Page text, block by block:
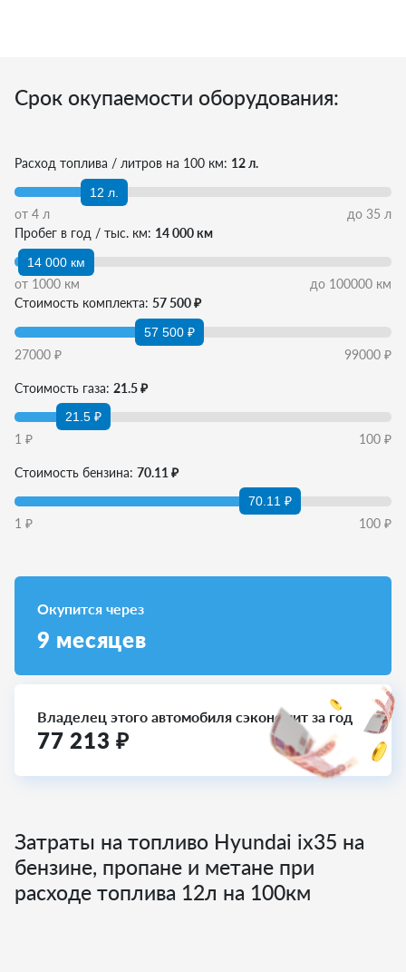
Срок окупаемости оборудования:
Расход топлива / литров на 100 км: 12 л.
12 л.
от 4 л до 35 л
Пробег в год / тыс. км: 14 000 км
14 000 км
от 1000 км до 100000 км
Стоимость комплекта: 57 500 ₽
57 500 ₽
27000 ₽ 99000 ₽
Стоимость газа: 21.5 ₽
21.5 ₽
1 ₽ 100 ₽
Стоимость бензина: 70.11 ₽
70.11 ₽
1 ₽ 100 ₽
Окупится через
9 месяцев
Владелец этого автомобиля сэкономит за год
77 213 ₽
Затраты на топливо Hyundai ix35 на
бензине, пропане и метане при
расходе топлива 12л на 100км